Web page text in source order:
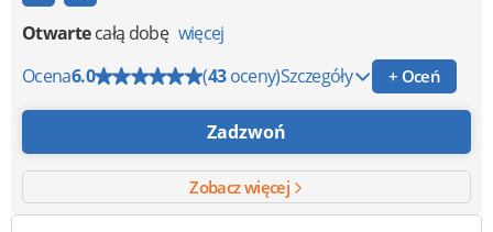
Otwartecałą dobę więcej
Ocena6.0 (43oceny)Szczegóły + Oceń
Zadzwoń
Zobacz więcej